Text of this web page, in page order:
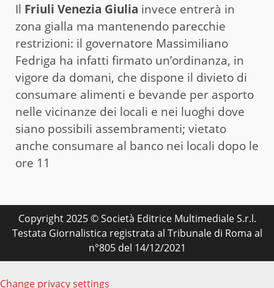
Il Friuli Venezia Giulia invece entrerà in
zona gialla ma mantenendo parecchie
restrizioni: il governatore Massimiliano
Fedriga ha infatti firmato un’ordinanza, in
vigore da domani, che dispone il divieto di
consumare alimenti e bevande per asporto
nelle vicinanze dei locali e nei luoghi dove
siano possibili assembramenti; vietato
anche consumare al banco nei locali dopo le
ore 11
Copyright 2025 © Società Editrice Multimediale S.r.l.
Testata Giornalistica registrata al Tribunale di Roma al
n°805 del 14/12/2021
Change privacy settings